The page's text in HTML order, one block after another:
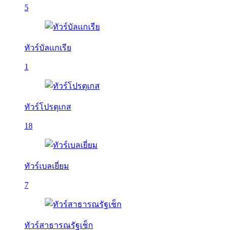
5
ทัวร์บัลเเกเรีย
1
ทัวร์โปรตุเกส
18
ทัวร์เบลเยี่ยม
7
ทัวร์สาธารณรัฐเช็ก